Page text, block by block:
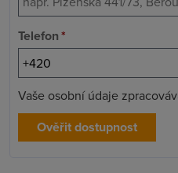
Telefon*
Vaše osobní údaje
Ověřit dostupnost